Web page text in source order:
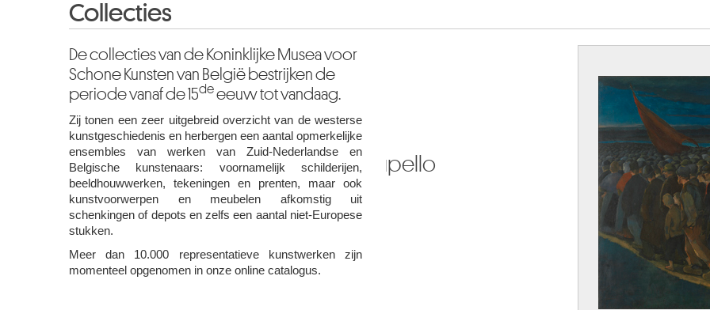
Collecties
De collecties van de Koninklijke Musea voor
Schone Kunsten van België bestrijken de
periode vanaf de 15deeeuw tot vandaag.
Zij tonen een zeer uitgebreid overzicht van de westerse
kunstgeschiedenis en herbergen een aantal opmerkelijke
ensembles van werken van Zuid-Nederlandse en
Belgische kunstenaars: voornamelijk schilderijen,
beeldhouwwerken, tekeningen en prenten, maar ook
kunstvoorwerpen en meubelen afkomstig uit
schenkingen of depots en zelfs een aantal niet-Europese
stukken.
Meer dan 10.000 representatieve kunstwerken zijn
momenteel opgenomen in onze online catalogus.